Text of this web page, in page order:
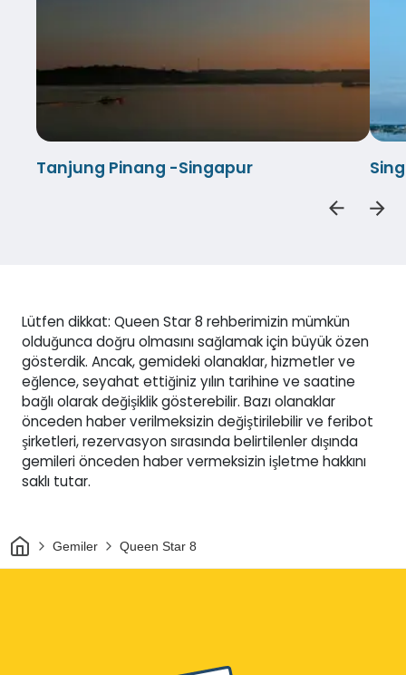
Tanjung Pinang -Singapur
Lütfen dikkat: Queen Star 8 rehberimizin mümkün
olduğunca doğru olmasını sağlamak için büyük özen
gösterdik. Ancak, gemideki olanaklar, hizmetler ve
eğlence, seyahat ettiğiniz yılın tarihine ve saatine
bağlı olarak değişiklik gösterebilir. Bazı olanaklar
önceden haber verilmeksizin değiştirilebilir ve feribot
şirketleri, rezervasyon sırasında belirtilenler dışında
gemileri önceden haber vermeksizin işletme hakkını
saklı tutar.
Ev Gemiler Queen Star 8